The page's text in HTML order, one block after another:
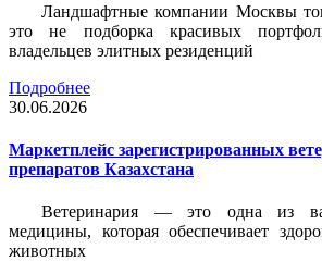
Ландшафтные компании Москвы
это не подборка красивых
владельцев элитных резиденций
Подробнее
30.06.2026
Маркетплейс зарегистрированных
препаратов Казахстана
Ветеринария — это одна из
медицины, которая обеспечивает
животных